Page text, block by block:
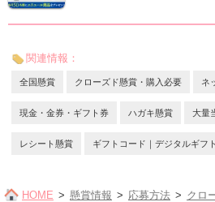
関連情報：
全国懸賞 クローズド懸賞・購入必要 ネ
現金・金券・ギフト券 ハガキ懸賞 大量
レシート懸賞 ギフトコード｜デジタルギフト
HOME 懸賞情報 応募方法 クロ